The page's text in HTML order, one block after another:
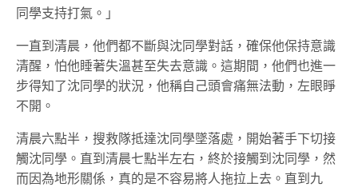
同學支持打氣。」
一直到清晨，他們都不斷與沈同學對話，確保他保持意識
清醒，怕他睡著失溫甚至失去意識。這期間，他們也進一
步得知了沈同學的狀況，他稱自己頭會痛無法動，左眼睜
不開。
清晨六點半，搜救隊抵達沈同學墜落處，開始著手下切接
觸沈同學。直到清晨七點半左右，終於接觸到沈同學，然
而因為地形關係，真的是不容易將人拖拉上去。直到九